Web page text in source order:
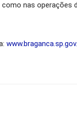
nas operações